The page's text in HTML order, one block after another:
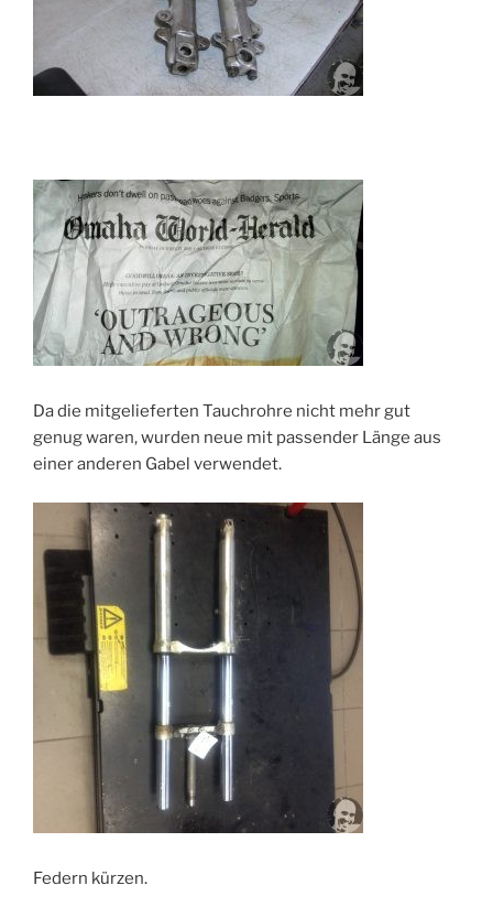
Da die mitgelieferten Tauchrohre nicht mehr gut
genug waren, wurden neue mit passender Länge aus
einer anderen Gabel verwendet.
Federn kürzen.